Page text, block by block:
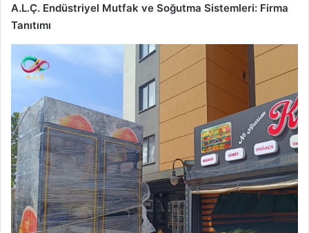
A.L.Ç. Endüstriyel Mutfak ve Soğutma Sistemleri: Firma
Tanıtımı